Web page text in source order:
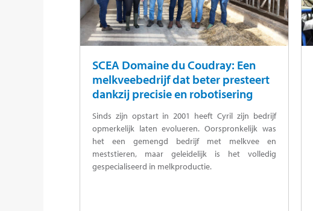
SCEA Domaine du Coudray: Een
melkveebedrijf dat beter presteert
dankzij precisie en robotisering
Sinds zijn opstart in 2001 heeft Cyril zijn bedrijf
opmerkelijk laten evolueren. Oorspronkelijk was
het een gemengd bedrijf met melkvee en
meststieren, maar geleidelijk is het volledig
gespecialiseerd in melkproductie.